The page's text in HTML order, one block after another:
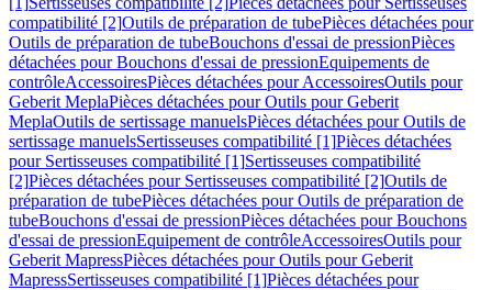
compatibilité [2]Outils de préparation de tubePièces détachées pour
Outils de préparation de tubeBouchons d'essai de pressionPièces
détachées pour Bouchons d'essai de pressionEquipements de
contrôleAccessoiresPièces détachées pour AccessoiresOutils pour
Geberit MeplaPièces détachées pour Outils pour Geberit
MeplaOutils de sertissage manuelsPièces détachées pour Outils de
sertissage manuelsSertisseuses compatibilité [1]Pièces détachées
pour Sertisseuses compatibilité [1]Sertisseuses compatibilité
[2]Pièces détachées pour Sertisseuses compatibilité [2]Outils de
préparation de tubePièces détachées pour Outils de préparation de
tubeBouchons d'essai de pressionPièces détachées pour Bouchons
d'essai de pressionEquipement de contrôleAccessoiresOutils pour
Geberit MapressPièces détachées pour Outils pour Geberit
MapressSertisseuses compatibilité [1]Pièces détachées pour